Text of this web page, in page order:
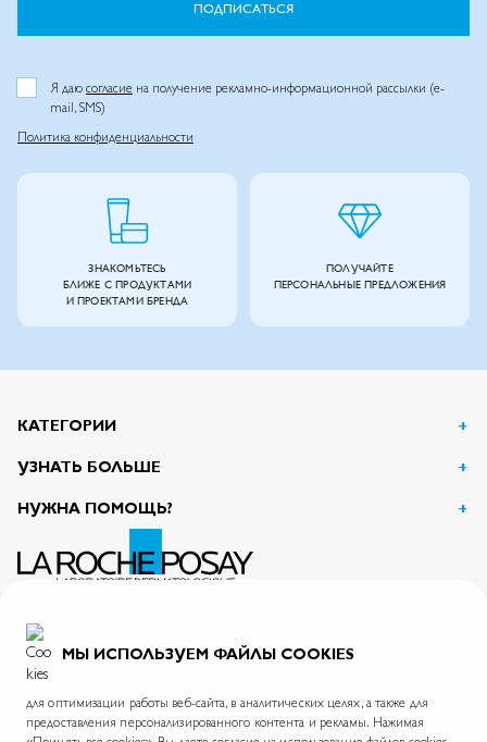
Я даю согласие на получение рекламно-информационной рассылки (e-
mail, SMS)
Политика конфиденциальности
ПОДПИСАТЬСЯ
ЗНАКОМЬТЕСЬ
БЛИЖЕ С ПРОДУКТАМИ
И ПРОЕКТАМИ БРЕНДА
ПОЛУЧАЙТЕ
ПЕРСОНАЛЬНЫЕ ПРЕДЛОЖЕНИЯ
КАТЕГОРИИ
УЗНАТЬ БОЛЬШЕ
НУЖНА ПОМОЩЬ?
125047, г. Москва, вн.тер.г. муниципальный округ Тверской, пл. Тверская Застава, дом 4
ИНН 7726059896
На информационном ресурсе применяются рекомендательные технологии.
МЫ ИСПОЛЬЗУЕМ ФАЙЛЫ COOKIES
для оптимизации работы веб-сайта, в аналитических целях, а также для
предоставления персонализированного контента и рекламы. Нажимая